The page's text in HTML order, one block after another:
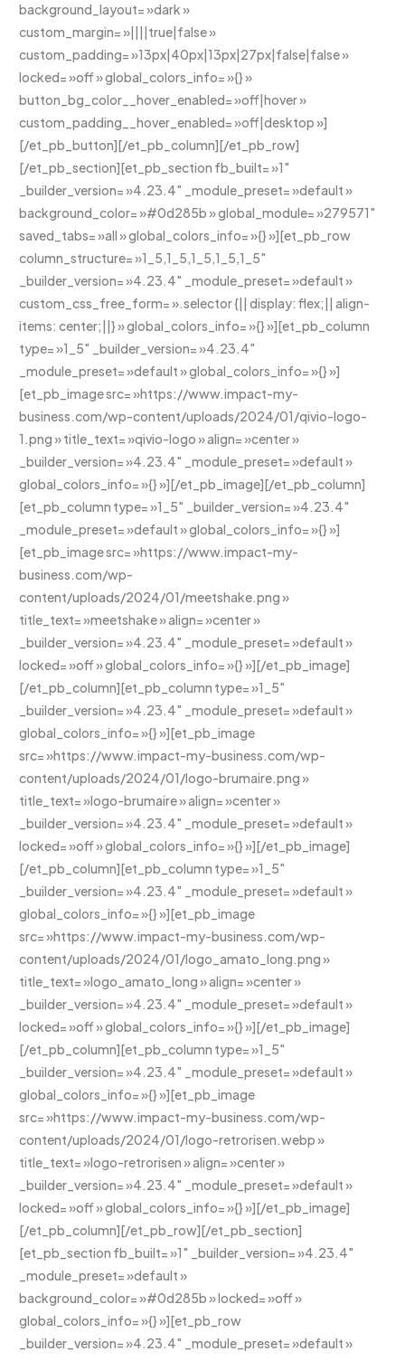
background_layout= »dark »
custom_margin= »||||true|false »
custom_padding= »13px|40px|13px|27px|false|false »
locked= »off » global_colors_info= »{} »
button_bg_color__hover_enabled= »off|hover »
custom_padding__hover_enabled= »off|desktop »]
[/et_pb_button][/et_pb_column][/et_pb_row]
[/et_pb_section][et_pb_section fb_built= »1″
_builder_version= »4.23.4″ _module_preset= »default »
background_color= »#0d285b » global_module= »279571″
saved_tabs= »all » global_colors_info= »{} »][et_pb_row
column_structure= »1_5,1_5,1_5,1_5,1_5″
_builder_version= »4.23.4″ _module_preset= »default »
custom_css_free_form= ».selector {|| display: flex;|| align-
items: center;||} » global_colors_info= »{} »][et_pb_column
type= »1_5″ _builder_version= »4.23.4″
_module_preset= »default » global_colors_info= »{} »]
[et_pb_image src= »https://www.impact-my-
business.com/wp-content/uploads/2024/01/qivio-logo-
1.png » title_text= »qivio-logo » align= »center »
_builder_version= »4.23.4″ _module_preset= »default »
global_colors_info= »{} »][/et_pb_image][/et_pb_column]
[et_pb_column type= »1_5″ _builder_version= »4.23.4″
_module_preset= »default » global_colors_info= »{} »]
[et_pb_image src= »https://www.impact-my-
business.com/wp-
content/uploads/2024/01/meetshake.png »
title_text= »meetshake » align= »center »
_builder_version= »4.23.4″ _module_preset= »default »
locked= »off » global_colors_info= »{} »][/et_pb_image]
[/et_pb_column][et_pb_column type= »1_5″
_builder_version= »4.23.4″ _module_preset= »default »
global_colors_info= »{} »][et_pb_image
src= »https://www.impact-my-business.com/wp-
content/uploads/2024/01/logo-brumaire.png »
title_text= »logo-brumaire » align= »center »
_builder_version= »4.23.4″ _module_preset= »default »
locked= »off » global_colors_info= »{} »][/et_pb_image]
[/et_pb_column][et_pb_column type= »1_5″
_builder_version= »4.23.4″ _module_preset= »default »
global_colors_info= »{} »][et_pb_image
src= »https://www.impact-my-business.com/wp-
content/uploads/2024/01/logo_amato_long.png »
title_text= »logo_amato_long » align= »center »
_builder_version= »4.23.4″ _module_preset= »default »
locked= »off » global_colors_info= »{} »][/et_pb_image]
[/et_pb_column][et_pb_column type= »1_5″
_builder_version= »4.23.4″ _module_preset= »default »
global_colors_info= »{} »][et_pb_image
src= »https://www.impact-my-business.com/wp-
content/uploads/2024/01/logo-retrorisen.webp »
title_text= »logo-retrorisen » align= »center »
_builder_version= »4.23.4″ _module_preset= »default »
locked= »off » global_colors_info= »{} »][/et_pb_image]
[/et_pb_column][/et_pb_row][/et_pb_section]
[et_pb_section fb_built= »1″ _builder_version= »4.23.4″
_module_preset= »default »
background_color= »#0d285b » locked= »off »
global_colors_info= »{} »][et_pb_row
_builder_version= »4.23.4″ _module_preset= »default »